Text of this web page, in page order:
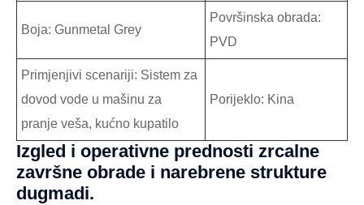
Boja: Gunmetal Grey
Površinska obrada:
PVD
Primjenjivi scenariji: Sistem za
dovod vode u mašinu za
pranje veša, kućno kupatilo
Porijeklo: Kina
Izgled i operativne prednosti zrcalne
završne obrade i narebrene strukture
dugmadi.